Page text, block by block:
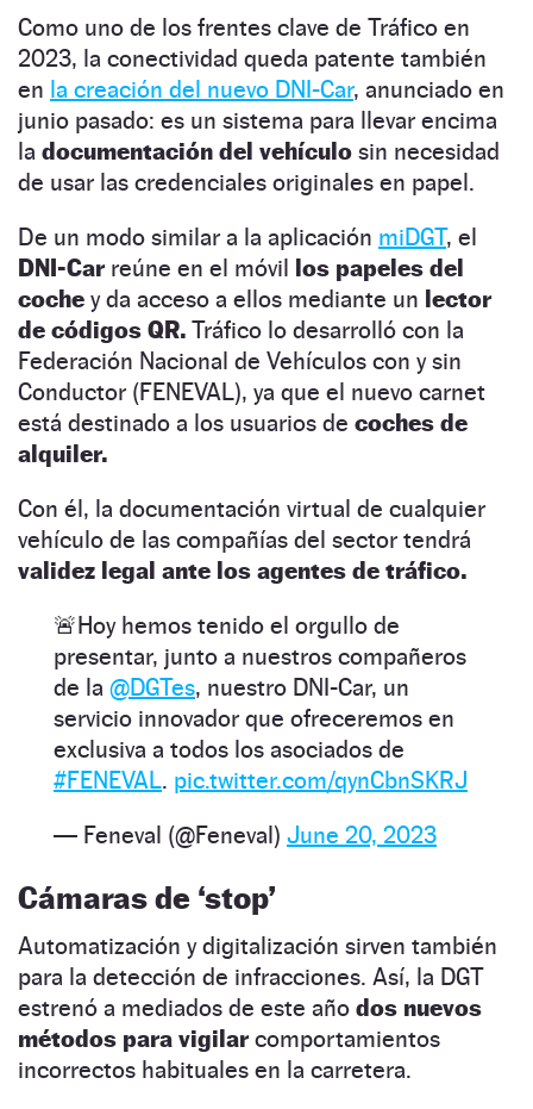
Como uno de los frentes clave de Tráfico en
2023, la conectividad queda patente también
en la creación del nuevo DNI-Car, anunciado en
junio pasado: es un sistema para llevar encima
la documentación del vehículo sin necesidad
de usar las credenciales originales en papel.
De un modo similar a la aplicación miDGT, el
DNI-Carreúne en el móvil los papeles del
coche y da acceso a ellos mediante un lector
de códigos QR. Tráfico lo desarrolló con la
Federación Nacional de Vehículos con y sin
Conductor (FENEVAL), ya que el nuevo carnet
está destinado a los usuarios de coches de
alquiler.
Con él, la documentación virtual de cualquier
vehículo de las compañías del sector tendrá
validez legal ante los agentes de tráfico.
🚨Hoy hemos tenido el orgullo de
presentar, junto a nuestros compañeros
de la @DGTes, nuestro DNI-Car, un
servicio innovador que ofreceremos en
exclusiva a todos los asociados de
#FENEVAL. pic.twitter.com/qynCbnSKRJ
— Feneval (@Feneval) June 20, 2023
Cámaras de ‘stop’
Automatización y digitalización sirven también
para la detección de infracciones. Así, la DGT
estrenó a mediados de este año dos nuevos
métodos para vigilarcomportamientos
incorrectos habituales en la carretera.